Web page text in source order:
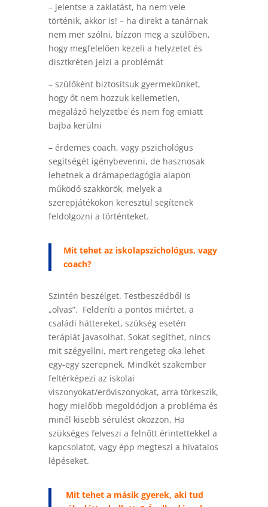
– jelentse a zaklatást, ha nem vele
történik, akkor is! – ha direkt a tanárnak
nem mer szólni, bízzon meg a szülőben,
hogy megfelelően kezeli a helyzetet és
disztkréten jelzi a problémát
– szülőként biztosítsuk gyermekünket,
hogy őt nem hozzuk kellemetlen,
megalázó helyzetbe és nem fog emiatt
bajba kerülni
– érdemes coach, vagy pszichológus
segítségét igénybevenni, de hasznosak
lehetnek a drámapedagógia alapon
működő szakkörök, melyek a
szerepjátékokon keresztül segítenek
feldolgozni a történteket.
Mit tehet az iskolapszichológus, vagy
coach?
Szintén beszélget. Testbeszédből is
„olvas”. Felderíti a pontos miértet, a
családi háttereket, szükség esetén
terápiát javasolhat. Sokat segíthet, nincs
mit szégyellni, mert rengeteg oka lehet
egy-egy szerepnek. Mindkét szakember
feltérképezi az iskolai
viszonyokat/erőviszonyokat, arra törkeszik,
hogy mielőbb megoldódjon a probléma és
minél kisebb sérülést okozzon. Ha
szükséges felveszi a felnőtt érintettekkel a
kapcsolatot, vagy épp megteszi a hivatalos
lépéseket.
Mit tehet a másik gyerek, aki tud